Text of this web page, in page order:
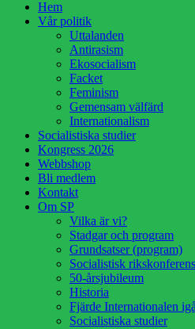
HoppaHem
Vår politik
Uttalanden
Antirasism
Ekosocialism
Facket
Feminism
Gemensam välfärd
Internationalism
Socialistiska studier
Kongress 2026
Webbshop
Bli medlem
Kontakt
Om SP
Vilka är vi?
Stadgar och program
Grundsatser (program)
Socialistisk
50-årsjubileum
Historia
Fjärde Internationalen
Socialistiska studier